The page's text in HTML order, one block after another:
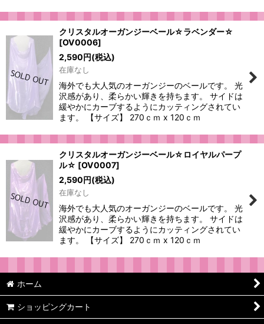
クリスタルオーガンジーベール☆ラベンダー☆
[OV0006]
2,590円(税込)
在庫なし
海外でも大人気のオーガンジーのベールです。 光
沢感があり、柔らかい輝きを持ちます。 サイドは
緩やかにカーブするようにカッティングされてい
ます。 【サイズ】 270ｃｍ x 120ｃｍ
クリスタルオーガンジーベール☆ロイヤルパープ
ル☆ [OV0007]
2,590円(税込)
在庫なし
海外でも大人気のオーガンジーのベールです。 光
沢感があり、柔らかい輝きを持ちます。 サイドは
緩やかにカーブするようにカッティングされてい
ます。 【サイズ】 270ｃｍ x 120ｃｍ
ホーム
ショッピングカート